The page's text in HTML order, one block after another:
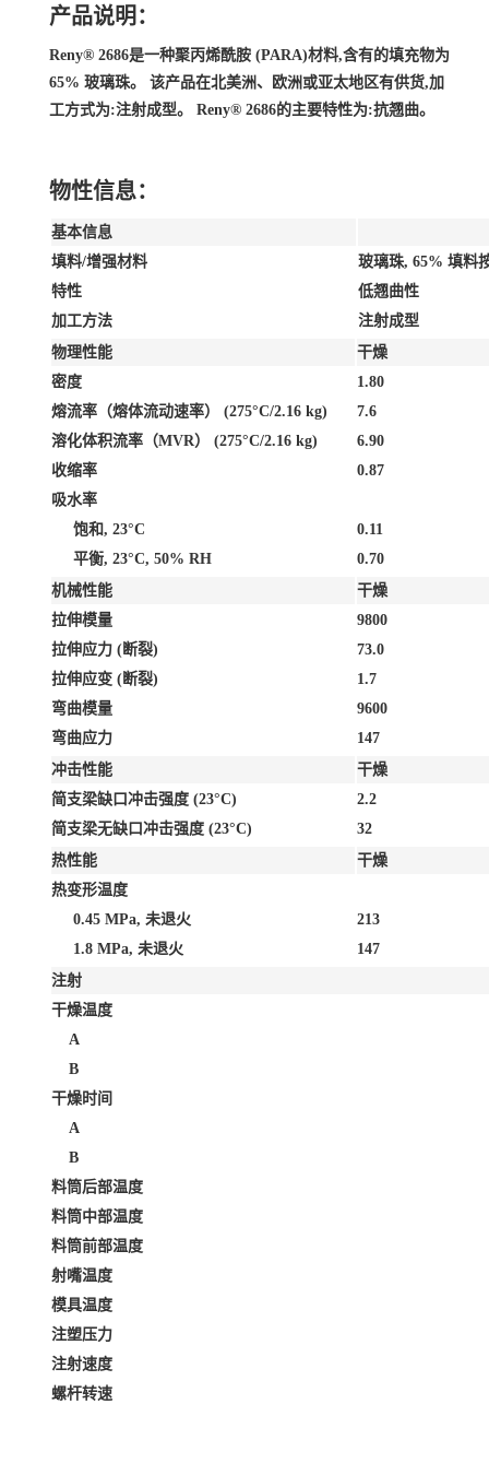
产品说明：
Reny® 2686是一种聚丙烯酰胺 (PARA)材料,含有的填充物为
65% 玻璃珠。 该产品在北美洲、欧洲或亚太地区有供货,加
工方式为:注射成型。 Reny® 2686的主要特性为:抗翘曲。
物性信息：
基本信息
填料/增强材料
玻璃珠, 65% 填料
特性
低翘曲性
加工方法
注射成型
物理性能
干燥
密度
1.80
熔流率（熔体流动速率） (275°C/2.16 kg)
7.6
溶化体积流率（MVR） (275°C/2.16 kg)
6.90
收缩率
0.87
吸水率
饱和, 23°C
0.11
平衡, 23°C, 50% RH
0.70
机械性能
干燥
拉伸模量
9800
拉伸应力 (断裂)
73.0
拉伸应变 (断裂)
1.7
弯曲模量
9600
弯曲应力
147
冲击性能
干燥
简支梁缺口冲击强度 (23°C)
2.2
简支梁无缺口冲击强度 (23°C)
32
热性能
干燥
热变形温度
0.45 MPa, 未退火
213
1.8 MPa, 未退火
147
注射
干燥温度
A
B
干燥时间
A
B
料筒后部温度
料筒中部温度
料筒前部温度
射嘴温度
模具温度
注塑压力
注射速度
螺杆转速